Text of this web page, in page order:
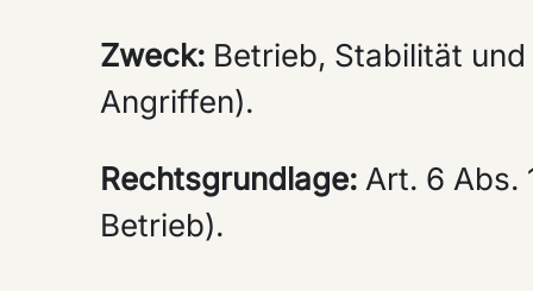
Zweck: Betrieb, Stabilität
Angriffen).
Rechtsgrundlage: Art. 6 Abs.
Betrieb).